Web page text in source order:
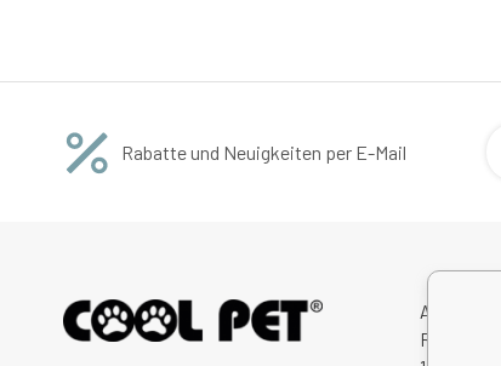
Rabatte und Neuigkeiten per E-Mail
Avitex,s.r.o.
Rybná